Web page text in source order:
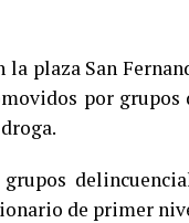
plaza San
por
de primer